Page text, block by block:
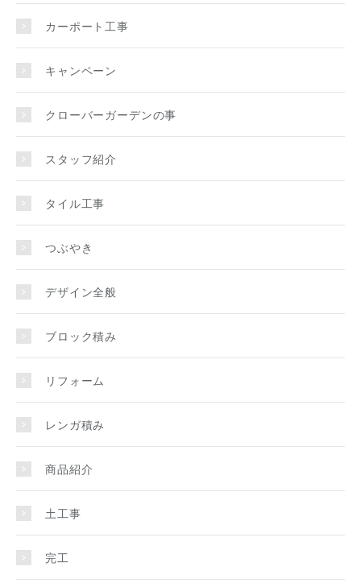
カーポート工事
キャンペーン
クローバーガーデンの事
スタッフ紹介
タイル工事
つぶやき
デザイン全般
ブロック積み
リフォーム
レンガ積み
商品紹介
土工事
完工